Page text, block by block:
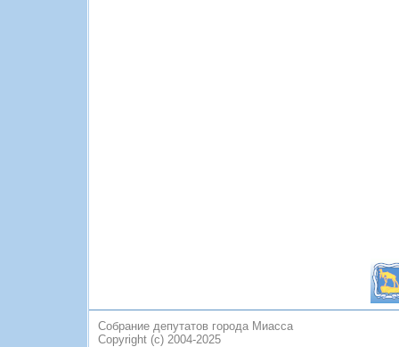
Собрание депутатов города Миасса
Copyright (c) 2004-2025